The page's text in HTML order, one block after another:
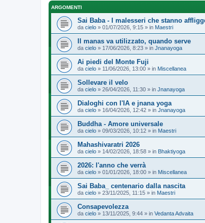
ARGOMENTI
Sai Baba - I malesseri che stanno
da cielo » 01/07/2026, 9:15 » in Maestri
Il manas va utilizzato, quando serve
da cielo » 17/06/2026, 8:23 » in Jnanayoga
Ai piedi del Monte Fuji
da cielo » 11/06/2026, 13:00 » in Miscellanea
Sollevare il velo
da cielo » 26/04/2026, 11:30 » in Jnanayoga
Dialoghi con l'IA e jnana yoga
da cielo » 16/04/2026, 12:42 » in Jnanayoga
Buddha - Amore universale
da cielo » 09/03/2026, 10:12 » in Maestri
Mahashivaratri 2026
da cielo » 14/02/2026, 18:58 » in Bhaktiyoga
2026: l'anno che verrà
da cielo » 01/01/2026, 18:00 » in Miscellanea
Sai Baba_ centenario dalla nascita
da cielo » 23/11/2025, 11:15 » in Maestri
Consapevolezza
da cielo » 13/11/2025, 9:44 » in Vedanta Advaita